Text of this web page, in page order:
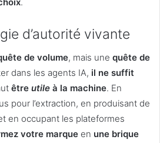
d’autorité vivante
de volume, mais une quête de
dans les agents IA, il ne suffit
être utile à la machine. En
pour l’extraction, en produisant de
en occupant les plateformes
votre marque en une brique